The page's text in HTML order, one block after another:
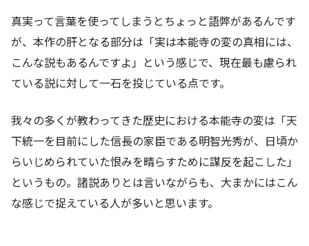
真実って言葉を使ってしまうとちょっと語弊があるんです
が、本作の肝となる部分は「実は本能寺の変の真相には、
こんな説もあるんですよ」という感じで、現在最も慮られ
ている説に対して一石を投じている点です。
我々の多くが教わってきた歴史における本能寺の変は「天
下統一を目前にした信長の家臣である明智光秀が、日頃か
らいじめられていた恨みを晴らすために謀反を起こした」
というもの。諸説ありとは言いながらも、大まかにはこん
な感じで捉えている人が多いと思います。